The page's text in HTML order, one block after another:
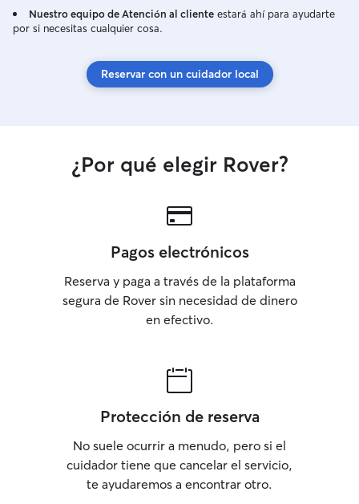
Nuestro equipo de Atención al cliente estará ahí para ayudarte
por si necesitas cualquier cosa.
Reservar con un cuidador local
¿Por qué elegir Rover?
Pagos electrónicos
Reserva y paga a través de la plataforma
segura de Rover sin necesidad de dinero
en efectivo.
Protección de reserva
No suele ocurrir a menudo, pero si el
cuidador tiene que cancelar el servicio,
te ayudaremos a encontrar otro.